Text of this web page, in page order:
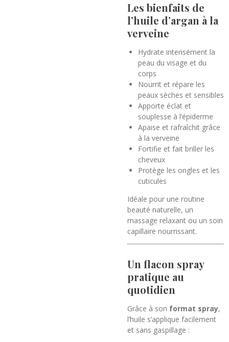
Les bienfaits de
l’huile d’argan à la
verveine
Hydrate intensément la
peau du visage et du
corps
Nourrit et répare les
peaux sèches et sensibles
Apporte éclat et
souplesse à l’épiderme
Apaise et rafraîchit grâce
à la verveine
Fortifie et fait briller les
cheveux
Protège les ongles et les
cuticules
Idéale pour une routine
beauté naturelle, un
massage relaxant ou un soin
capillaire nourrissant.
Un flacon spray
pratique au
quotidien
Grâce à son format spray,
l’huile s’applique facilement
et sans gaspillage :